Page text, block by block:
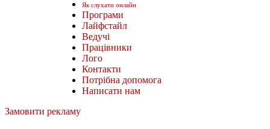
Як слухати онлайн
Програми
Лайфстайл
Ведучі
Працівники
Лого
Контакти
Потрібна допомога
Написати нам
Замовити рекламу